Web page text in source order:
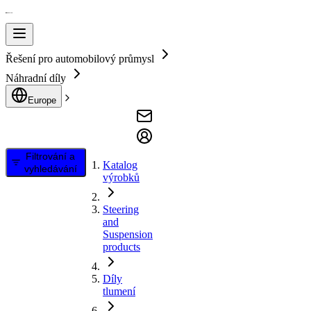
Řešení pro automobilový průmysl
Náhradní díly
Europe
Filtrování a
vyhledávání
Katalog
výrobků
Steering
and
Suspension
products
Díly
tlumení